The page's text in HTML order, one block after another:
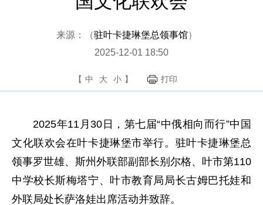
来源：（驻叶卡捷琳堡总领事馆）
2025-12-01 18:50
【 中 大 小 】 打印
2025年11月30日，第七届“中俄相向而行”中国
文化联欢会在叶卡捷琳堡市举行。驻叶卡捷琳堡总
领事罗世雄、斯州外联部副部长别尔格、叶市第110
中学校长斯梅塔宁、叶市教育局局长古姆巴托娃和
外联局处长萨洛娃出席活动并致辞。